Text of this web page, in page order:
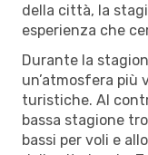
della città, la
esperienza che
Durante la
un’atmosfera
turistiche. Al
bassa stagione
bassi per voli e